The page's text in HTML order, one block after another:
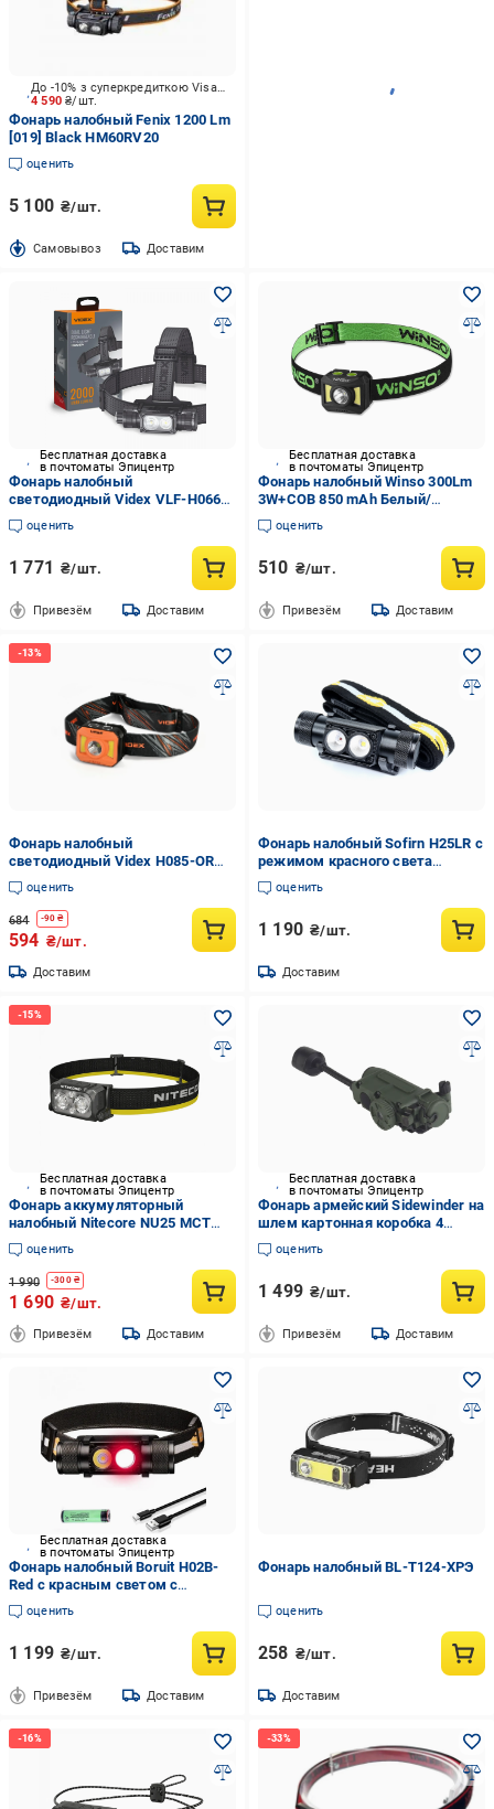
4 590₴/шт.
До -10% з суперкредиткою Visa Вигода
Фонарь налобный Fenix 1200 Lm
[019] Black HM60RV20
оценить
5 100 ₴/шт.
Cамовывоз Доставим
Бесплатная доставка
в почтоматы Эпицентр
Фонарь налобный
светодиодный Videx VLF-H066A
2000Lm 5000K
оценить
1 771 ₴/шт.
Привезём Доставим
Бесплатная доставка
в почтоматы Эпицентр
Фонарь налобный Winso 300Lm
3W+COB 850 mAh Белый/
Красный (750600)
оценить
510 ₴/шт.
Привезём Доставим
Фонарь налобный
светодиодный Videx H085-OR
400 Lm 5000K (24638688)
оценить
684 -90 ₴
594 ₴/шт.
Доставим
Фонарь налобный Sofirn H25LR с
режимом красного света
(010716)
оценить
1 190 ₴/шт.
Доставим
Бесплатная доставка
в почтоматы Эпицентр
Фонарь аккумуляторный
налобный Nitecore NU25 MCT
400 люмен 3 цветовые
температуры с красным
светом и пыле-влагозащитой
(001146)
оценить
1 990 -300₴
1 690 ₴/шт.
Привезём Доставим
Бесплатная доставка
в почтоматы Эпицентр
Фонарь армейский Sidewinder на
шлем картонная коробка 4
цвета Оливковый
оценить
1 499 ₴/шт.
Привезём Доставим
Бесплатная доставка
в почтоматы Эпицентр
Фонарь налобный Boruit H02B-
Red с красным светом с
аккумулятором 2200 мАч
оценить
1 199 ₴/шт.
Привезём Доставим
Фонарь налобный BL-T124-ХРЭ
оценить
258 ₴/шт.
Доставим